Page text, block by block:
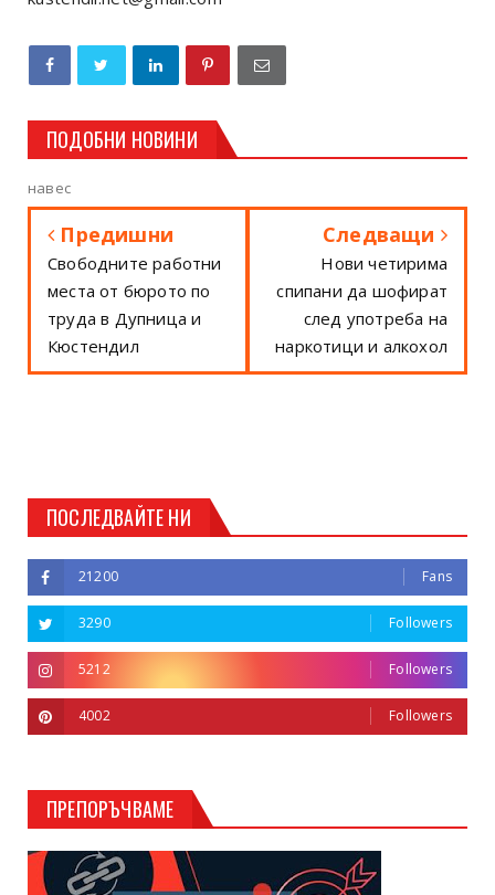
ПОДОБНИ НОВИНИ
навес
Предишни
Свободните работни
места от бюрото по
труда в Дупница и
Кюстендил
Следващи
Нови четирима
спипани да шофират
след употреба на
наркотици и алкохол
ПОСЛЕДВАЙТЕ НИ
21200 Fans
3290 Followers
5212 Followers
4002 Followers
ПРЕПОРЪЧВАМЕ